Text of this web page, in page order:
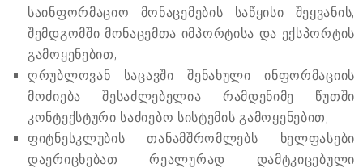
საინფორმაციო მონაცემების საწყისი შეყვანის,
შემდგომში მონაცემთა იმპორტისა და ექსპორტის
გამოყენებით;
ღრუბლოვან საცავში შენახული ინფორმაციის
მოძიება შესაძლებელია რამდენიმე წუთში
კონტექსტური საძიებო სისტემის გამოყენებით;
ფიტნესკლუბის თანამშრომლებს ხელფასები
დაერიცხებათ რეალურად დამტკიცებული